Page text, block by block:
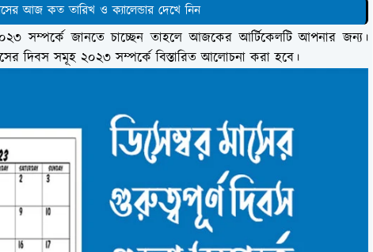
আজ কত তারিখ ও ক্যালেন্ডার দেখে নিন
সম্পর্কে জানতে চাচ্ছেন তাহলে আজকের আর্টিকেলটি আপনার জন্য।
দিবস সমূহ ২০২৩ সম্পর্কে বিস্তারিত আলোচনা করা হবে।